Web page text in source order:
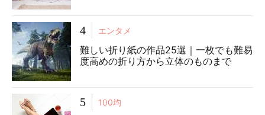
4 エンタメ
難しい折り紙の作品25選｜一枚でも難易
度高めの折り方から立体のものまで
5 100均